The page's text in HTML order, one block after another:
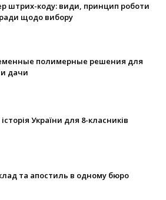
штрих-коду: види, принцип роботи
щодо вибору
полимерные решения для
дачи
України для 8-класників
та апостиль в одному бюро